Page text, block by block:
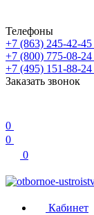
Телефоны
+7 (863) 245-42-45
+7 (800) 775-08-24
+7 (495) 151-88-24
Заказать звонок
0
0
0
Кабинет